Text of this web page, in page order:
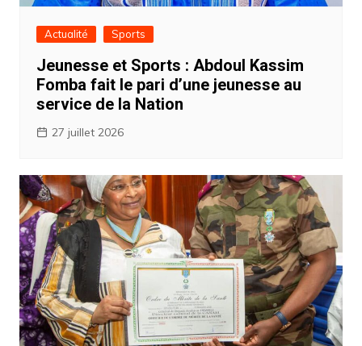
Actualité Sports
Jeunesse et Sports : Abdoul Kassim
Fomba fait le pari d’une jeunesse au
service de la Nation ‎
27 juillet 2026